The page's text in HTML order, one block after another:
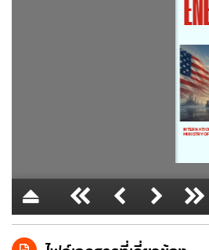
ประกาศกระทรวงเกี่ยวกับกฎหมาย
การเสริมสร้างวัฒนธรรมองค์กร
ข้อมูลพลังงาน
ชื่อ